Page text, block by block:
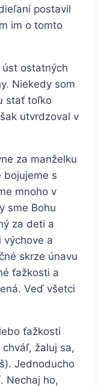
postavil
im o tomto
ostatných
Niekedy som
stať toľko
utvrdzoval v
za manželku
bojujeme s
mnoho v
sme Bohu
za deti a
výchove a
skrze únavu
ťažkosti a
Veď všetci
ťažkosti
žaluj sa,
Jednoducho
Nechaj ho,